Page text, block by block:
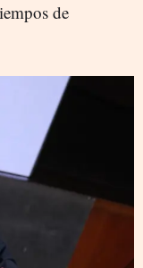
de